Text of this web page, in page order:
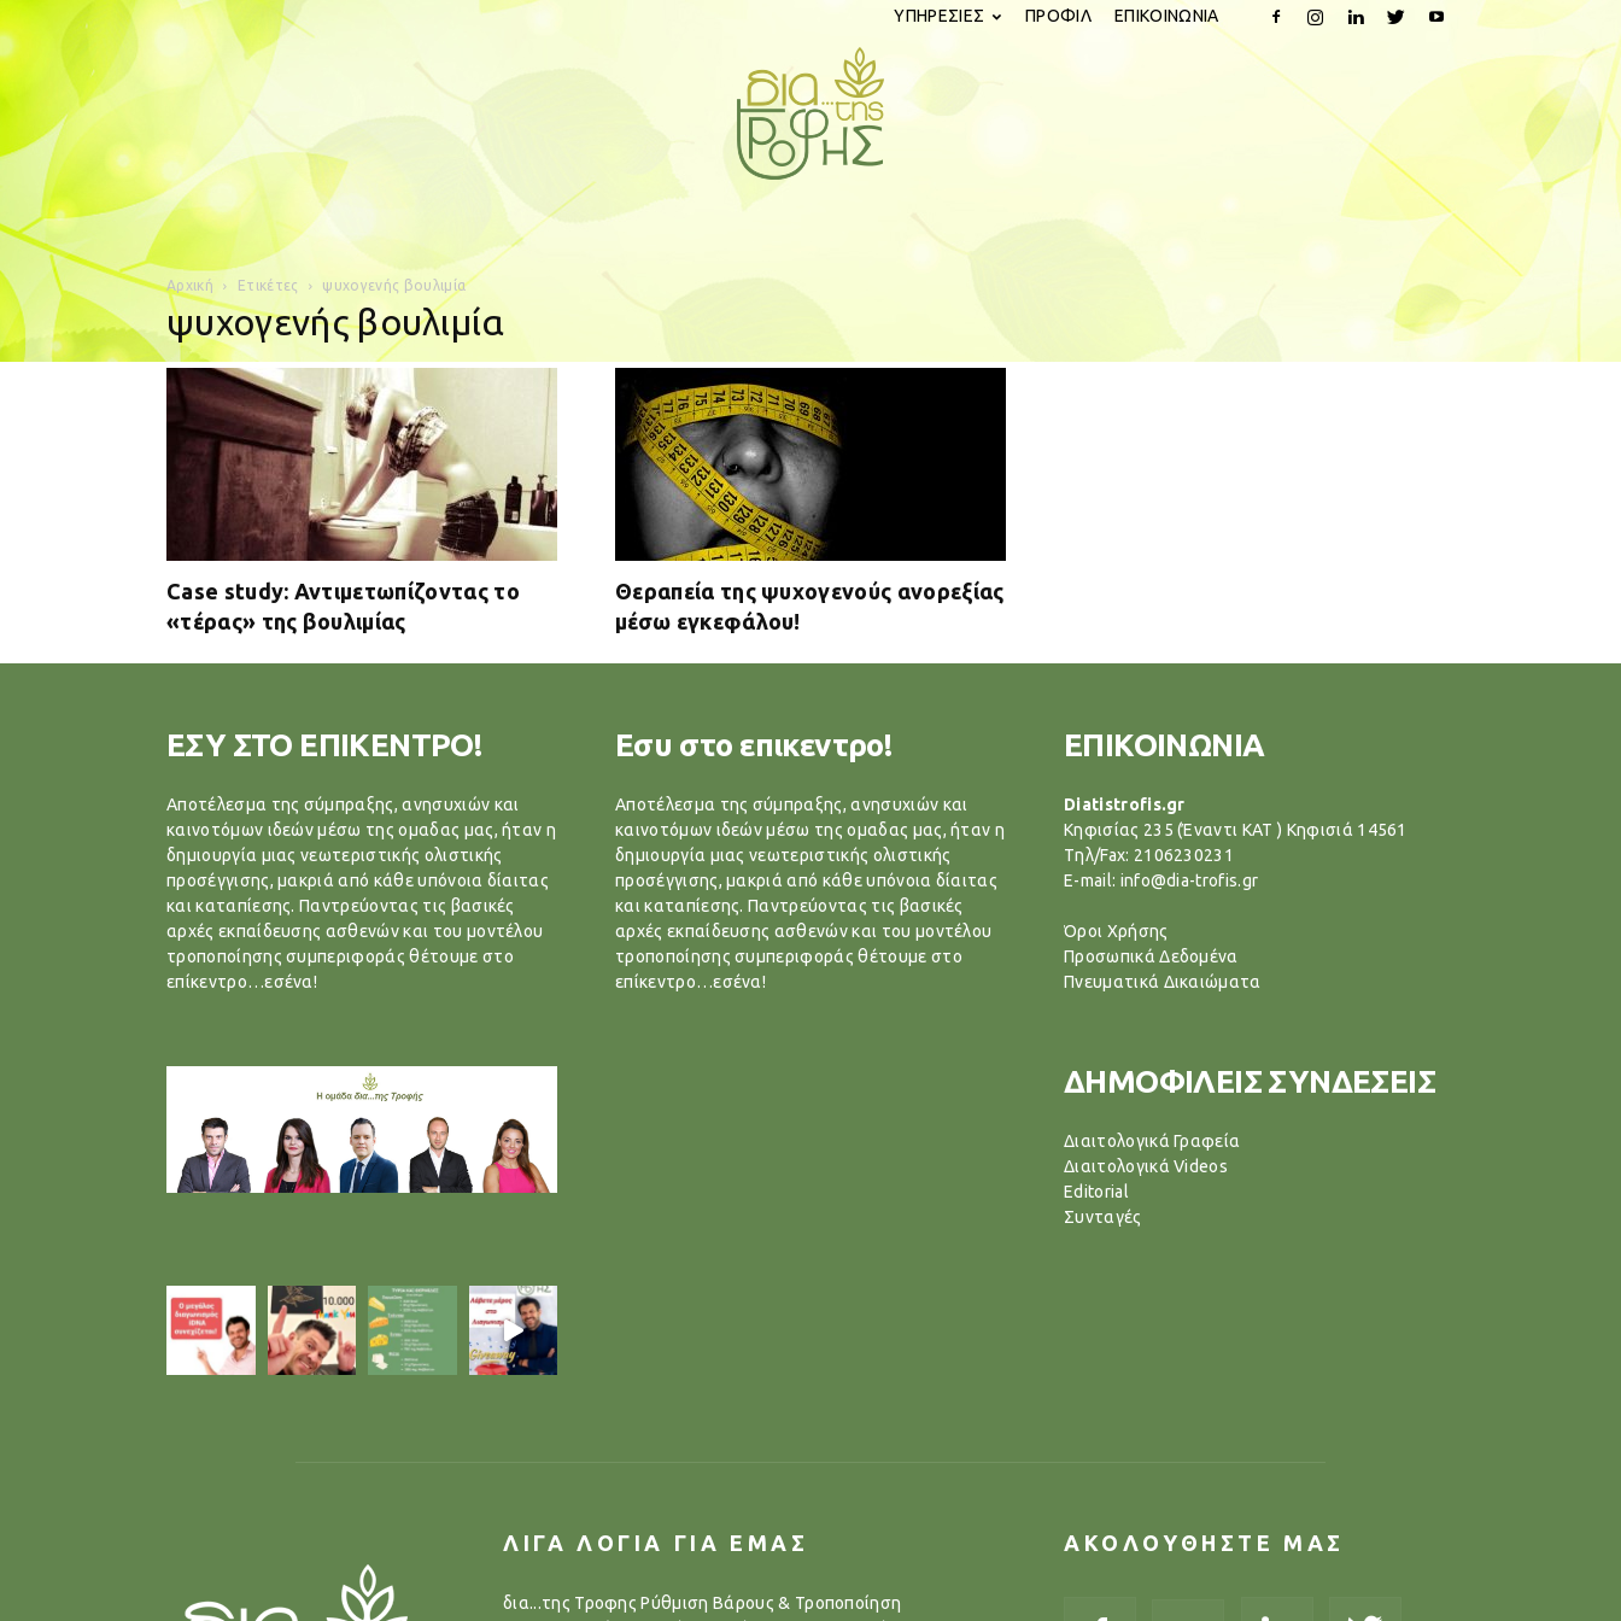
ΥΠΗΡΕΣΙΕΣ ΠΡΟΦΙΛ ΕΠΙΚΟΙΝΩΝΙΑ
Αρχική Ετικέτες ψυχογενής βουλιμία
ψυχογενής βουλιμία
Case study: Αντιμετωπίζοντας το
«τέρας» της βουλιμίας
Θεραπεία της ψυχογενούς ανορεξίας
μέσω εγκεφάλου!
ΕΣΥ ΣΤΟ ΕΠΙΚΕΝΤΡΟ!
Αποτέλεσμα της σύμπραξης, ανησυχιών και
καινοτόμων ιδεών μέσω της ομαδας μας, ήταν η
δημιουργία μιας νεωτεριστικής ολιστικής
προσέγγισης, μακριά από κάθε υπόνοια δίαιτας
και καταπίεσης. Παντρεύοντας τις βασικές
αρχές εκπαίδευσης ασθενών και του μοντέλου
τροποποίησης συμπεριφοράς θέτουμε στο
επίκεντρο…εσένα!
Εσυ στο επικεντρο!
Αποτέλεσμα της σύμπραξης, ανησυχιών και
καινοτόμων ιδεών μέσω της ομαδας μας, ήταν η
δημιουργία μιας νεωτεριστικής ολιστικής
προσέγγισης, μακριά από κάθε υπόνοια δίαιτας
και καταπίεσης. Παντρεύοντας τις βασικές
αρχές εκπαίδευσης ασθενών και του μοντέλου
τροποποίησης συμπεριφοράς θέτουμε στο
επίκεντρο…εσένα!
ΕΠΙΚΟΙΝΩΝΙΑ
Diatistrofis.gr
Κηφισίας 235 (Έναντι ΚΑΤ ) Κηφισιά 14561
Tηλ/Fax: 2106230231
E-mail: info@dia-trofis.gr
Όροι Χρήσης
Προσωπικά Δεδομένα
Πνευματικά Δικαιώματα
ΔΗΜΟΦΙΛΕΙΣ ΣΥΝΔΕΣΕΙΣ
Διαιτολογικά Γραφεία
Διαιτολογικά Videos
Editorial
Συνταγές
ΛΙΓΑ ΛΟΓΙΑ ΓΙΑ ΕΜΑΣ
δια...της Τροφης Ρύθμιση Βάρους & Τροποποίηση
ΑΚΟΛΟΥΘΗΣΤΕ ΜΑΣ